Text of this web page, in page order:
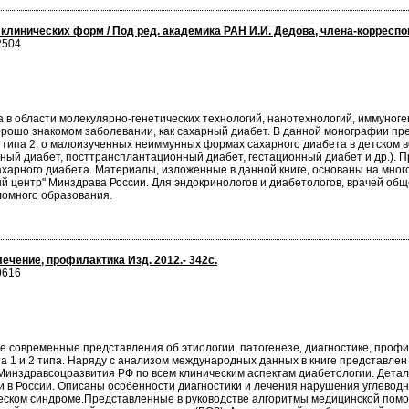
форм / Под ред. академика РАН И.И. Дедова, члена-
области молекулярно-генетических технологий, нанотехнологий,
знакомом заболевании, как сахарный диабет. В данной монографии
типа 2, о малоизученных неиммунных формах сахарного диабета в
диабет, посттрансплантационный диабет, гестационный диабет и
диабета. Материалы, изложенные в данной книге, основаны на
Минздрава России. Для эндокринологов и диабетологов, врачей
образования.
профилактика Изд. 2012.- 342с.
представления об этиологии, патогенезе, диагностике,
1 и 2 типа. Наряду с анализом международных данных в книге
РФ по всем клиническим аспектам диабетологии.
России. Описаны особенности диагностики и лечения нарушения
синдроме.Представленные в руководстве алгоритмы медицинской